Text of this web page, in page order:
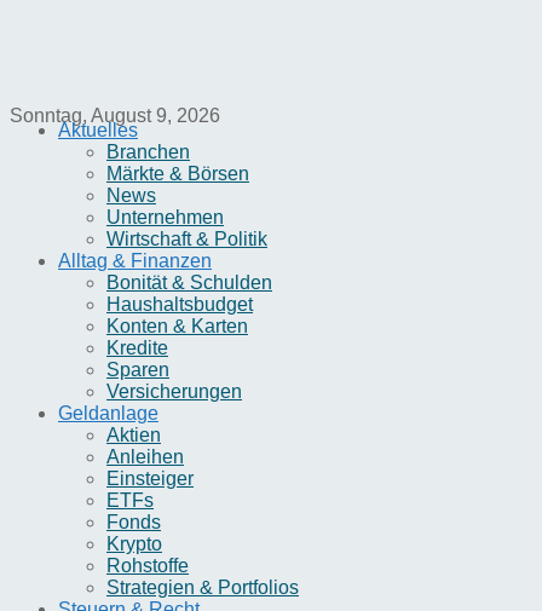
Sonntag, August 9, 2026
Aktuelles
Branchen
Märkte & Börsen
News
Unternehmen
Wirtschaft & Politik
Alltag & Finanzen
Bonität & Schulden
Haushaltsbudget
Konten & Karten
Kredite
Sparen
Versicherungen
Geldanlage
Aktien
Anleihen
Einsteiger
ETFs
Fonds
Krypto
Rohstoffe
Strategien & Portfolios